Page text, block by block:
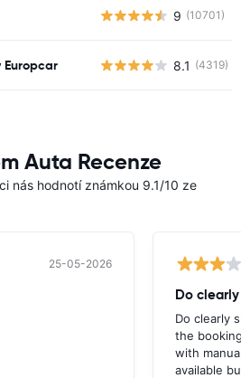
9 (10701)
Europcar 8.1 (4319)
Auta Recenze
nás hodnotí známkou 9.1/10 ze
25-05-2026
Do clearly
Do clearly
the booking
with manual
available